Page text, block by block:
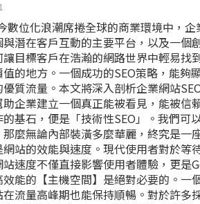
數位化浪潮席捲全球的商業環境中，
潛在客戶互動的主要平台，以及一
目標客戶在浩瀚的網路世界中輕易找
的地方。一個成功的SEO策略，能夠
質流量。本文將深入剖析企業網站
助企業建立一個真正能被看見，能被
的基石，便是「技術性SEO」。我們可
麼無論內部裝潢多麼華麗，終究是一
站的效能與速度。現代使用者對於等
站速度不僅直接影響使用者體驗，更
能的【主機空間】是絕對必要的。一
流量高峰期也能保持順暢。對於許